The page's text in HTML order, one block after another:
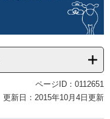
ページID：0112651
更新日：2015年10月4日更新